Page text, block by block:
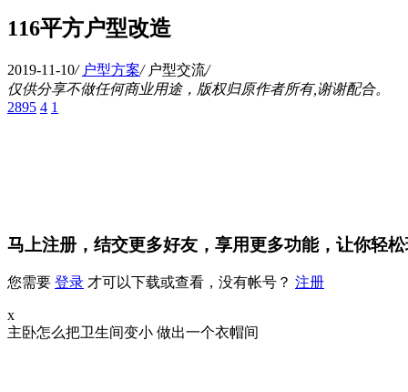
116平方户型改造
2019-11-10/ 户型方案/ 户型交流/
仅供分享不做任何商业用途，版权归原作者所有,谢谢配合。
2895 4 1
马上注册，结交更多好友，享用更多功能，让你轻
您需要 登录 才可以下载或查看，没有帐号？ 注册
x
主卧怎么把卫生间变小 做出一个衣帽间